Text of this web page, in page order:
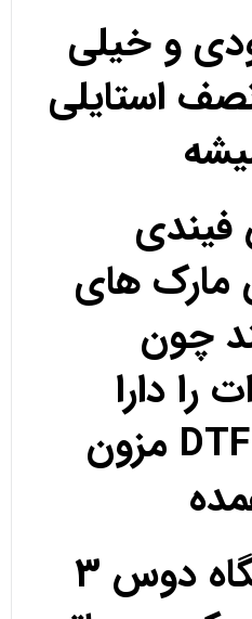
و خیلی
استایلی
فیندی
مارک های
چون
را دارا
هستند چاپ DTF مزون
فروشی فروشگاه دوس 3